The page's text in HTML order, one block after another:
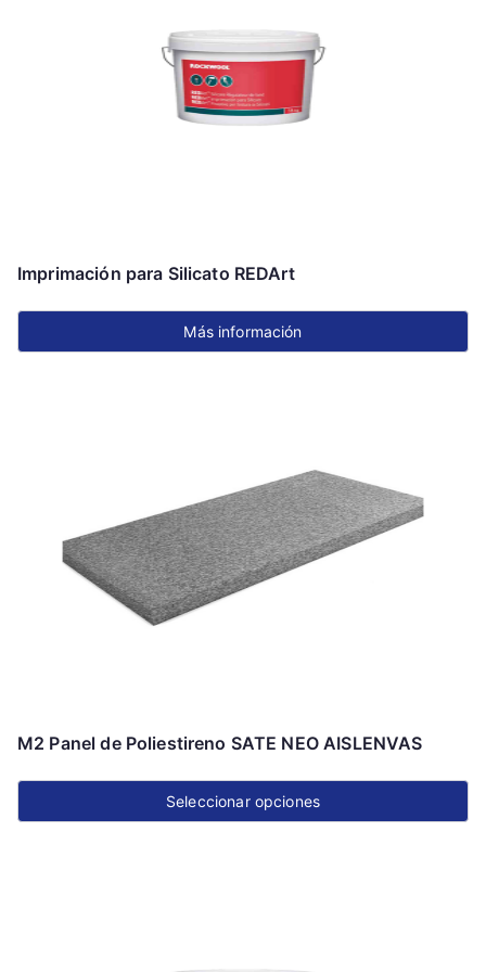
Imprimación para Silicato REDArt
Más información
M2 Panel de Poliestireno SATE NEO AISLENVAS
Seleccionar opciones